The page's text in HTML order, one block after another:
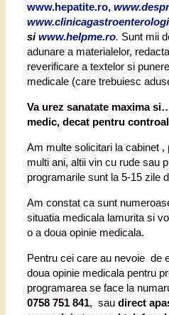
www.hepatite.ro,
siwww.helpme.ro. Sunt mii
adunare a materialelor,
reverificare a textelor si
medicale (care trebuiesc
Va urez sanatate maxima
medic, decat pentru
Am multe solicitari la cabinet ,
multi ani, altii vin cu rude sau
programarile sunt la 5-15 zile
Am constat ca sunt
situatia medicala lamurita si
o a doua opinie medicala.
Pentru cei care au nevoie de
doua opinie medicala pentru
programarea se face la
0758 751 841, sau direct